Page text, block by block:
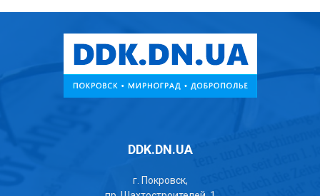
DDK.DN.UA
г. Покровск,